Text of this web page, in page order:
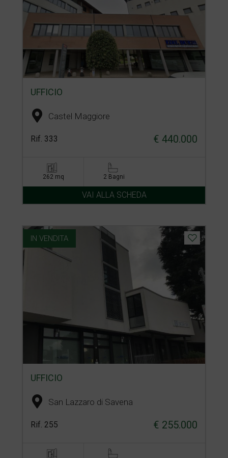
UFFICIO
Castel Maggiore
Rif. 333 € 440.000
262 mq 2 Bagni
VAI ALLA SCHEDA
IN VENDITA
UFFICIO
San Lazzaro di Savena
Rif. 255 € 255.000